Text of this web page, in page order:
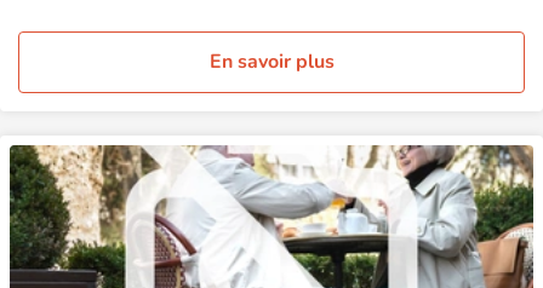
En savoir plus